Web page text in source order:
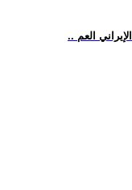
العم